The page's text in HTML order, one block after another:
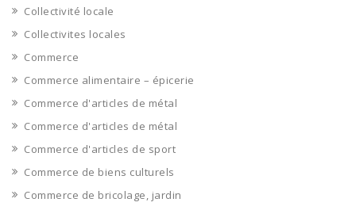
Collectivité locale
Collectivites locales
Commerce
Commerce alimentaire – épicerie
Commerce d'articles de métal
Commerce d'articles de métal
Commerce d'articles de sport
Commerce de biens culturels
Commerce de bricolage, jardin